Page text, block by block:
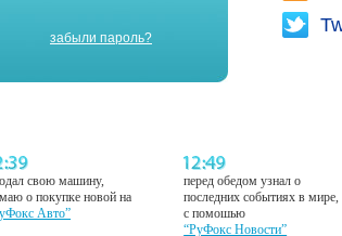
забыли пароль?
свою машину,
о покупке новой на
Авто”
перед обедом узнал о
последних событиях в мире,
с помошью
“РуФокс Новости”